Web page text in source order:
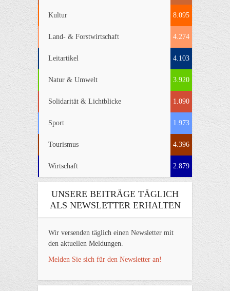
Kultur 8.095
Land- & Forstwirtschaft 4.274
Leitartikel 4.103
Natur & Umwelt 3.920
Solidarität & Lichtblicke 1.090
Sport 1.973
Tourismus 4.396
Wirtschaft 2.879
UNSERE BEITRÄGE TÄGLICH
ALS NEWSLETTER ERHALTEN
Wir versenden täglich einen Newsletter mit
den aktuellen Meldungen.
Melden Sie sich für den Newsletter an!